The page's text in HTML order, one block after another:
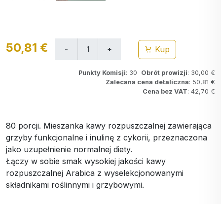
50,81 € Kup
Punkty Komisji: 30 Obrót prowizji: 30,00 €
Zalecana cena detaliczna: 50,81 €
Cena bez VAT: 42,70 €
80 porcji. Mieszanka kawy rozpuszczalnej zawierająca
grzyby funkcjonalne i inulinę z cykorii, przeznaczona
jako uzupełnienie normalnej diety.
Łączy w sobie smak wysokiej jakości kawy
rozpuszczalnej Arabica z wyselekcjonowanymi
składnikami roślinnymi i grzybowymi.